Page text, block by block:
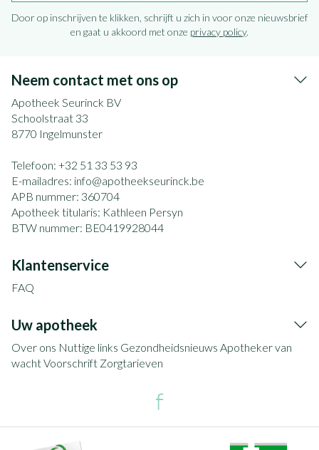
Door op inschrijven te klikken, schrijft u zich in voor onze nieuwsbrief
en gaat u akkoord met onze privacy policy.
Neem contact met ons op
Apotheek Seurinck BV
Schoolstraat 33
8770 Ingelmunster
Telefoon: +32 51 33 53 93
E-mailadres: info@apotheekseurinck.be
APB nummer: 360704
Apotheek titularis: Kathleen Persyn
BTW nummer: BE0419928044
Klantenservice
FAQ
Uw apotheek
Over ons Nuttige links Gezondheidsnieuws Apotheker van
wachtVoorschrift Zorgtarieven